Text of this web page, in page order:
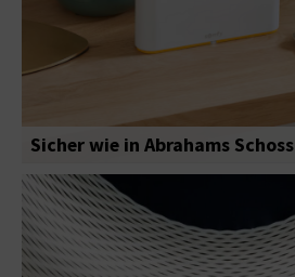
Sicher wie in Abrahams Schoss